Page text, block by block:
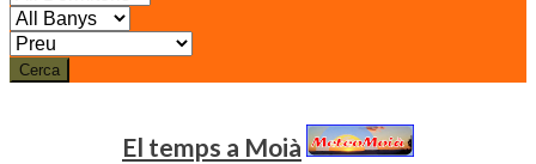
Cerca
El temps a Moià